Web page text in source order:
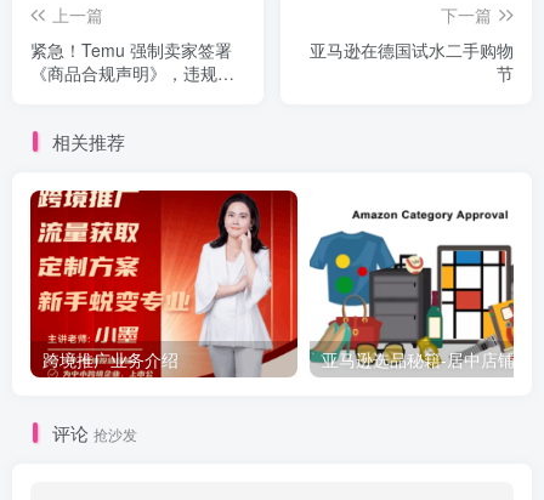
上一篇
紧急！Temu 强制卖家签署
《商品合规声明》，违规或
下一篇
亚马逊在德国试水二手购物
节
相关推荐
跨境推广业务介绍
评论 抢沙发